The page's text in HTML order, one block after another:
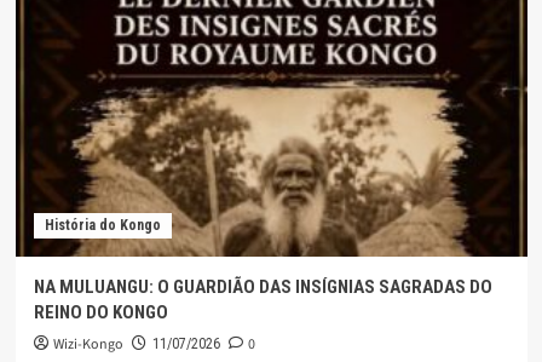
História do Kongo
NA MULUANGU: O GUARDIÃO DAS INSÍGNIAS SAGRADAS DO
REINO DO KONGO
Wizi-Kongo 11/07/2026 0